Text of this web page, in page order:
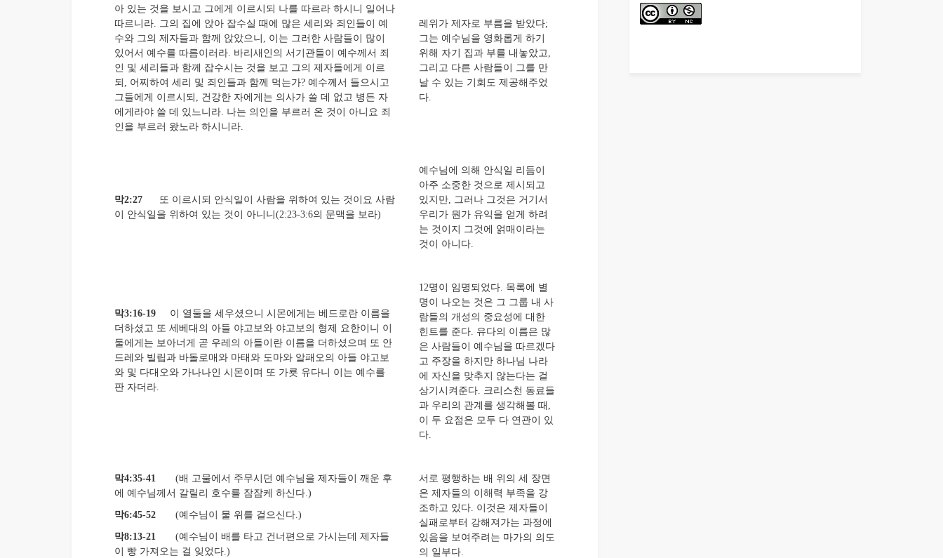
아 있는 것을 보시고 그에게 이르시되 나를 따르라 하시니 일어나
따르니라. 그의 집에 앉아 잡수실 때에 많은 세리와 죄인들이 예
수와 그의 제자들과 함께 앉았으니, 이는 그러한 사람들이 많이
있어서 예수를 따름이러라. 바리새인의 서기관들이 예수께서 죄
인 및 세리들과 함께 잡수시는 것을 보고 그의 제자들에게 이르
되, 어찌하여 세리 및 죄인들과 함께 먹는가? 예수께서 들으시고
그들에게 이르시되, 건강한 자에게는 의사가 쓸 데 없고 병든 자
에게라야 쓸 데 있느니라. 나는 의인을 부르러 온 것이 아니요 죄
인을 부르러 왔노라 하시니라.
레위가 제자로 부름을 받았다;
그는 예수님을 영화롭게 하기
위해 자기 집과 부를 내놓았고,
그리고 다른 사람들이 그를 만
날 수 있는 기회도 제공해주었
다.
막2:27 또 이르시되 안식일이 사람을 위하여 있는 것이요 사람
이 안식일을 위하여 있는 것이 아니니(2:23-3:6의 문맥을 보라)
예수님에 의해 안식일 리듬이
아주 소중한 것으로 제시되고
있지만, 그러나 그것은 거기서
우리가 뭔가 유익을 얻게 하려
는 것이지 그것에 얽매이라는
것이 아니다.
막3:16-19 이 열둘을 세우셨으니 시몬에게는 베드로란 이름을
더하셨고 또 세베대의 아들 야고보와 야고보의 형제 요한이니 이
둘에게는 보아너게 곧 우레의 아들이란 이름을 더하셨으며 또 안
드레와 빌립과 바돌로매와 마태와 도마와 알패오의 아들 야고보
와 및 다대오와 가나나인 시몬이며 또 가룟 유다니 이는 예수를
판 자더라.
12명이 임명되었다. 목록에 별
명이 나오는 것은 그 그룹 내 사
람들의 개성의 중요성에 대한
힌트를 준다. 유다의 이름은 많
은 사람들이 예수님을 따르겠다
고 주장을 하지만 하나님 나라
에 자신을 맞추지 않는다는 걸
상기시켜준다. 크리스천 동료들
과 우리의 관계를 생각해볼 때,
이 두 요점은 모두 다 연관이 있
다.
막4:35-41 (배 고물에서 주무시던 예수님을 제자들이 깨운 후
에 예수님께서 갈릴리 호수를 잠잠케 하신다.)
막6:45-52 (예수님이 물 위를 걸으신다.)
막8:13-21 (예수님이 배를 타고 건너편으로 가시는데 제자들
이 빵 가져오는 걸 잊었다.)
서로 평행하는 배 위의 세 장면
은 제자들의 이해력 부족을 강
조하고 있다. 이것은 제자들이
실패로부터 강해져가는 과정에
있음을 보여주려는 마가의 의도
의 일부다.